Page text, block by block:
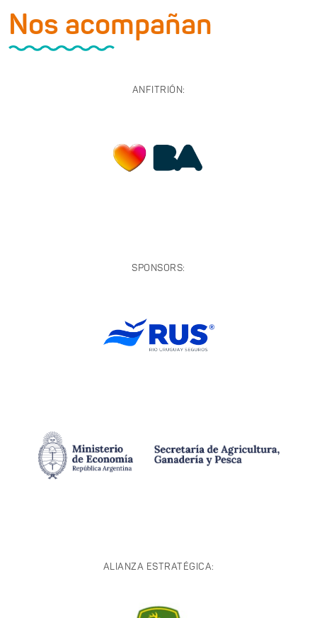
Nos acompañan
ANFITRIÓN:
SPONSORS:
ALIANZA ESTRATÉGICA: